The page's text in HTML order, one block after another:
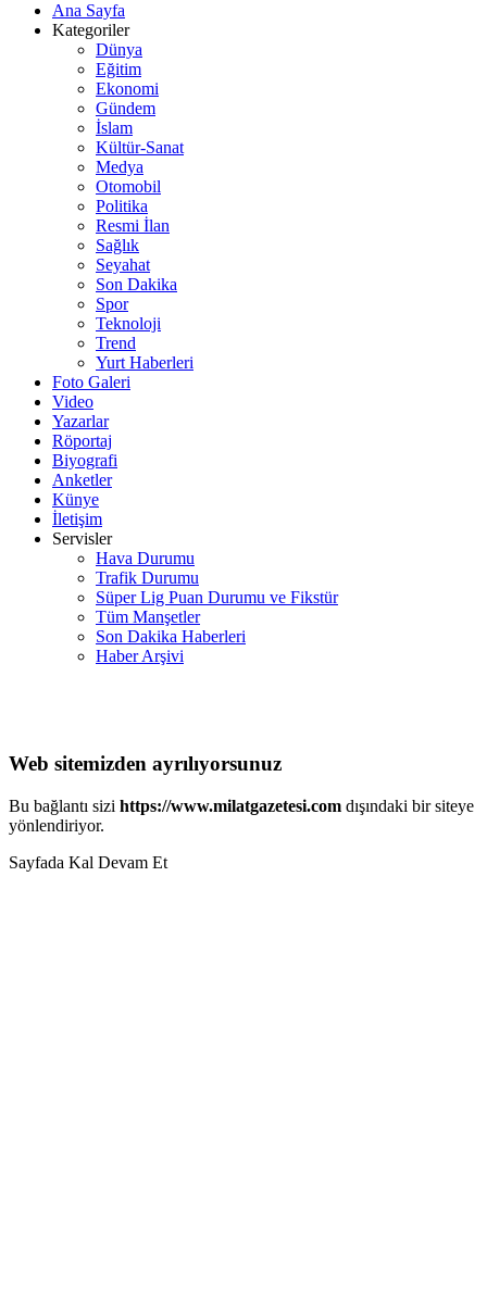
Ana Sayfa
Kategoriler
Dünya
Eğitim
Ekonomi
Gündem
İslam
Kültür-Sanat
Medya
Otomobil
Politika
Resmi İlan
Sağlık
Seyahat
Son Dakika
Spor
Teknoloji
Trend
Yurt Haberleri
Foto Galeri
Video
Yazarlar
Röportaj
Biyografi
Anketler
Künye
İletişim
Servisler
Hava Durumu
Trafik Durumu
Süper Lig Puan Durumu ve Fikstür
Tüm Manşetler
Son Dakika Haberleri
Haber Arşivi
Web sitemizden ayrılıyorsunuz
Bu bağlantı sizi https://www.milatgazetesi.com dışındaki bir siteye
yönlendiriyor.
Sayfada Kal Devam Et